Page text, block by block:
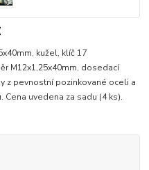
kužel, klíč 17
M12x1,25x40mm, dosedací
z pevnostní pozinkované oceli a
uvedena za sadu (4 ks).